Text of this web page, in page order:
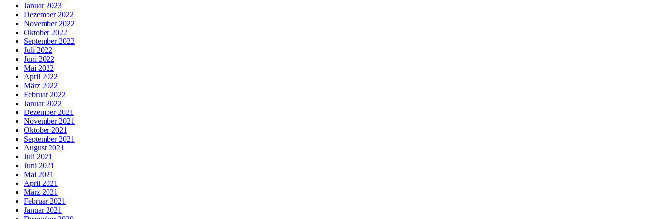
Januar 2023
Dezember 2022
November 2022
Oktober 2022
September 2022
Juli 2022
Juni 2022
Mai 2022
April 2022
März 2022
Februar 2022
Januar 2022
Dezember 2021
November 2021
Oktober 2021
September 2021
August 2021
Juli 2021
Juni 2021
Mai 2021
April 2021
März 2021
Februar 2021
Januar 2021